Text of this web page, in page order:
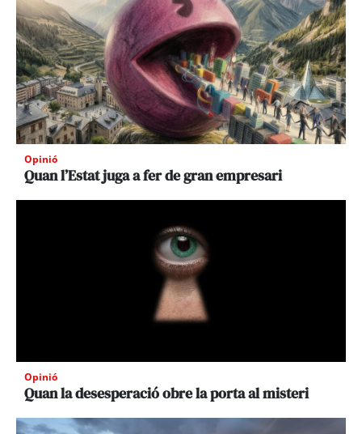
Opinió
Quan l’Estat juga a fer de gran empresari
Opinió
Quan la desesperació obre la porta al misteri